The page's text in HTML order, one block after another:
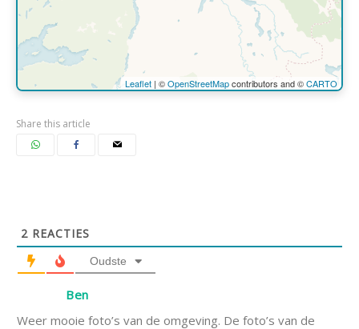
Leaflet | ©OpenStreetMapcontributors and ©CARTO
Share this article
2 REACTIES
Oudste
Ben
Weer mooie foto’s van de omgeving. De foto’s van de